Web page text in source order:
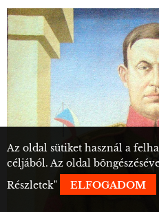
Az oldal sütiket használ a
céljából. Az oldal
Részletek" ELFOGADOM